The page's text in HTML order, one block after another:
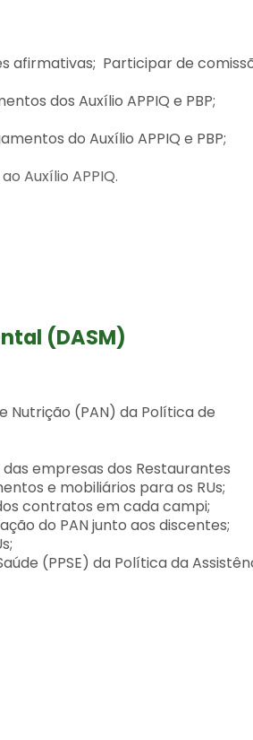
afirmativas; Participar de
dos Auxílio APPIQ e PBP;
do Auxílio APPIQ e PBP;
Auxílio APPIQ.
(DASM)
Nutrição (PAN) da Política de
empresas dos Restaurantes
e mobiliários para os RUs;
contratos em cada campi;
do PAN junto aos discentes;
(PPSE) da Política da